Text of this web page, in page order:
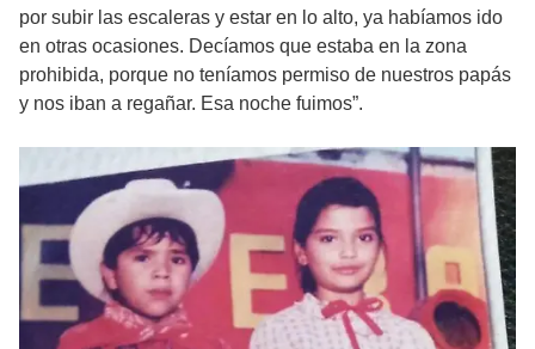
por subir las escaleras y estar en lo alto, ya habíamos ido
en otras ocasiones. Decíamos que estaba en la zona
prohibida, porque no teníamos permiso de nuestros papás
y nos iban a regañar. Esa noche fuimos”.